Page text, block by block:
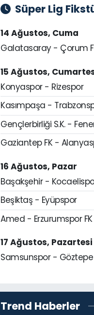
Süper Lig
14 Ağustos, Cuma
Galatasaray - Çorum
15 Ağustos,
Konyaspor - Rizespor
Kasımpaşa -
Gençlerbirliği S.K. -
Gaziantep FK -
16 Ağustos, Pazar
Başakşehir -
Beşiktaş - Eyüpspor
Amed - Erzurumspor FK
17 Ağustos, Pazartesi
Samsunspor - Göztepe
Trend Haberler